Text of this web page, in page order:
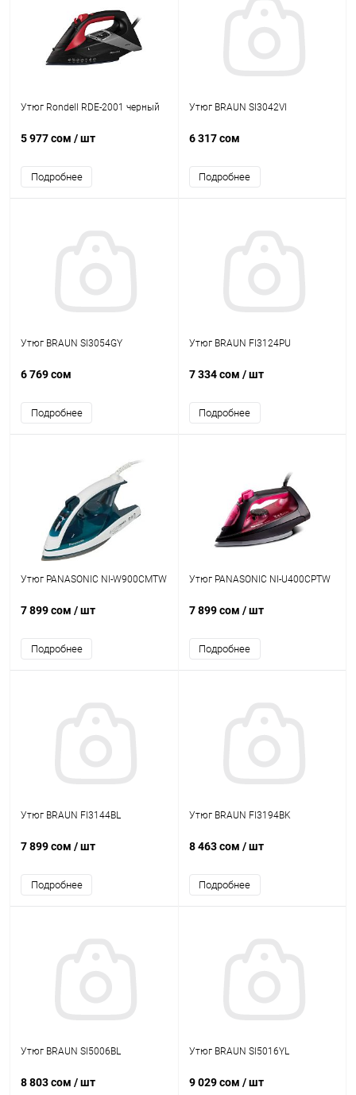
Утюг Rondell RDE-2001 черный
5 977 сом / шт
Подробнее
Утюг BRAUN SI3042VI
6 317 сом
Подробнее
Утюг BRAUN SI3054GY
6 769 сом
Подробнее
Утюг BRAUN FI3124PU
7 334 сом / шт
Подробнее
Утюг PANASONIC NI-W900CMTW
7 899 сом / шт
Подробнее
Утюг PANASONIC NI-U400CPTW
7 899 сом / шт
Подробнее
Утюг BRAUN FI3144BL
7 899 сом / шт
Подробнее
Утюг BRAUN FI3194BK
8 463 сом / шт
Подробнее
Утюг BRAUN SI5006BL
8 803 сом / шт
Утюг BRAUN SI5016YL
9 029 сом / шт